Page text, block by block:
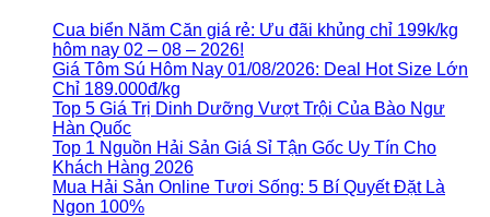
Cua biển Năm Căn giá rẻ: Ưu đãi khủng chỉ 199k/kg
hôm nay 02 – 08 – 2026!
Giá Tôm Sú Hôm Nay 01/08/2026: Deal Hot Size Lớn
Chỉ 189.000đ/kg
Top 5 Giá Trị Dinh Dưỡng Vượt Trội Của Bào Ngư
Hàn Quốc
Top 1 Nguồn Hải Sản Giá Sỉ Tận Gốc Uy Tín Cho
Khách Hàng 2026
Mua Hải Sản Online Tươi Sống: 5 Bí Quyết Đặt Là
Ngon 100%